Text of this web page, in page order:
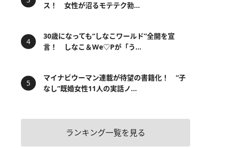
ス！ 女性が沼るモテテク勃...
30歳になっても“しなこワールド”全開を宣
言！ しなこ＆We♡Pが「う...
マイナビウーマン連載が待望の書籍化！ “子
なし”既婚女性11人の実話ノ...
ランキング一覧を見る